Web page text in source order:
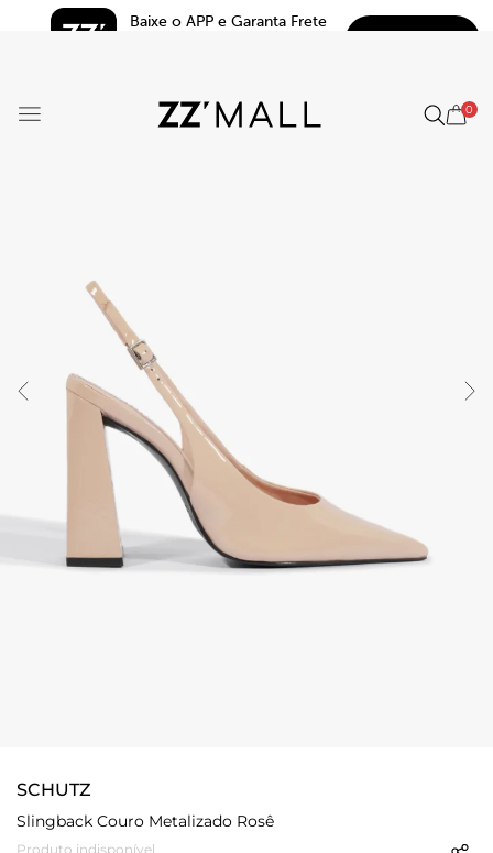
Baixe o APP e Garanta Frete
0
SCHUTZ
Slingback Couro Metalizado Rosê
Produto indisponível